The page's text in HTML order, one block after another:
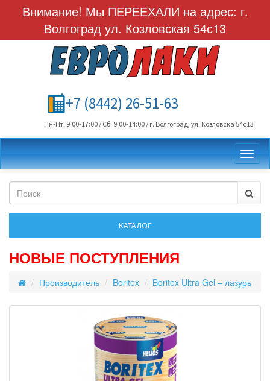
Внимание! Мы ПЕРЕЕХАЛИ на адрес: г.
Волгоград ул. Козловская 54с13
+7 (8442) 26-51-63
Пн-Пт: 9:00-17:00 / Сб: 9:00-14:00 / г. Волгоград, ул. Козловска 54с13
НОВЫЕ ПОСТУПЛЕНИЯ
Производитель Boritex Boritex Ultra Gel – лазурь